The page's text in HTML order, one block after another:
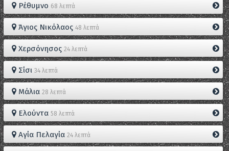
Ρέθυμνο 68 λεπτά
Άγιος Νικόλαος 48 λεπτά
Χερσόνησος 24 λεπτά
Σίσι 34 λεπτά
Μάλια 28 λεπτά
Ελούντα 58 λεπτά
Αγία Πελαγία 24 λεπτά